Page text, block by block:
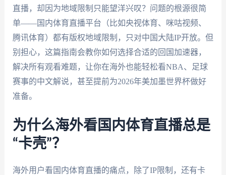
直播，却因为地域限制只能望洋兴叹？问题的根源很简
单——国内体育直播平台（比如央视体育、咪咕视频、
腾讯体育）都有版权地域限制，只对中国大陆IP开放。但
别担心，这篇指南会教你如何选择合适的回国加速器，
解决所有观看难题，让你在海外也能轻松看NBA、足球
赛事的中文解说，甚至提前为2026年美加墨世界杯做好
准备。
为什么海外看国内体育直播总是
“卡壳”？
海外用户看国内体育直播的痛点，除了IP限制，还有卡